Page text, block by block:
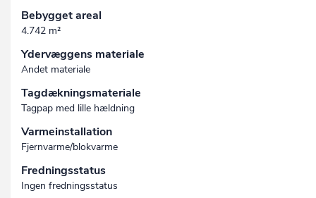
Bebygget areal
4.742 m²
Ydervæggens materiale
Andet materiale
Tagdækningsmateriale
Tagpap med lille hældning
Varmeinstallation
Fjernvarme/blokvarme
Fredningsstatus
Ingen fredningsstatus